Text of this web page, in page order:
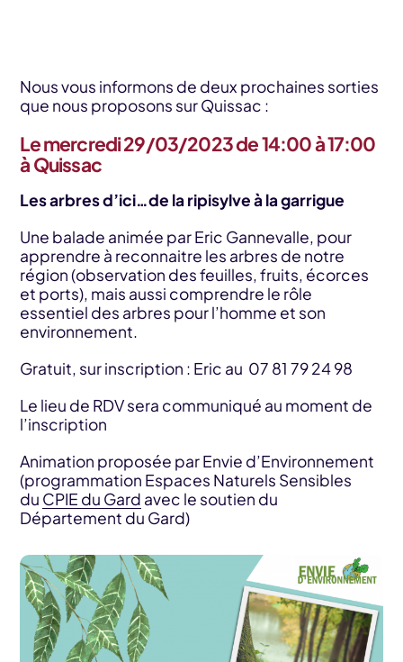
Nous vous informons de deux prochaines sorties
que nous proposons sur Quissac :
Le mercredi 29/03/2023 de 14:00 à 17:00
à Quissac
Les arbres d’ici…de la ripisylve à la garrigue
Une balade animée par Eric Gannevalle, pour
apprendre à reconnaitre les arbres de notre
région (observation des feuilles, fruits, écorces
et ports), mais aussi comprendre le rôle
essentiel des arbres pour l’homme et son
environnement.
Gratuit, sur inscription : Eric au 07 81 79 24 98
Le lieu de RDV sera communiqué au moment de
l’inscription
Animation proposée par Envie d’Environnement
(programmation Espaces Naturels Sensibles
du CPIE du Gard avec le soutien du
Département du Gard)